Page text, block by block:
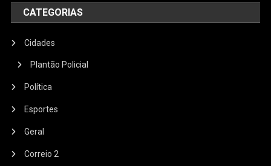
CATEGORIAS
Cidades
Plantão Policial
Política
Esportes
Geral
Correio 2